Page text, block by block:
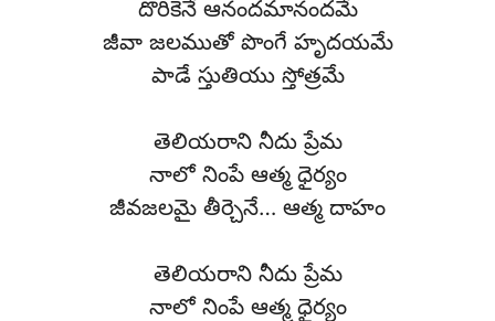
దొరికెనే ఆనందమానందమే
జీవా జలముతో పొంగే హృదయమే
పాడే స్తుతియు స్తోత్రమే
తెలియరాని నీదు ప్రేమ
నాలో నింపే ఆత్మ ధైర్యం
జీవజలమై తీర్చెనే… ఆత్మ దాహం
తెలియరాని నీదు ప్రేమ
నాలో నింపే ఆత్మ ధైర్యం